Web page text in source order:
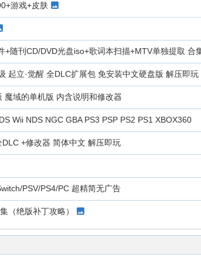
游戏+皮肤
+随刊CD/DVD光盘iso+歌词本扫描+MTV单独提取 合
起立·觉醒 全DLC扩展包 免安装中文硬盘版 解压即玩
魔域的单机版 内含说明和修改器
Wii NDS NGC GBA PS3 PSP PS2 PS1 XBOX360
DLC +修改器 简体中文 解压即玩
PSV/PS4/PC 超精简无广告
（绝版补丁攻略）